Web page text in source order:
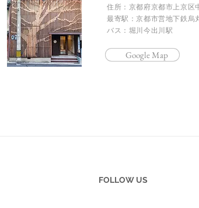
Google Map
住所：京都府京都市上京区
最寄駅：京都市営地下鉄
バス：堀川今出川駅
FOLLOW US